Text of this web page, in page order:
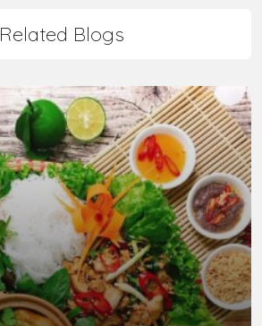
Related Blogs